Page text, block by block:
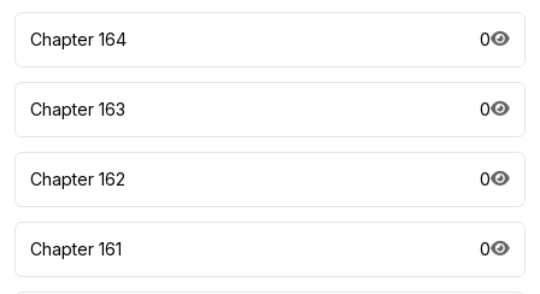
Chapter 164 0
Chapter 163 0
Chapter 162 0
Chapter 161 0